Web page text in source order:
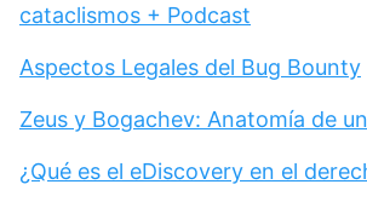
cataclismos + Podcast
Aspectos Legales del Bug Bounty
Zeus y Bogachev: Anatomía de
¿Qué es el eDiscovery en el